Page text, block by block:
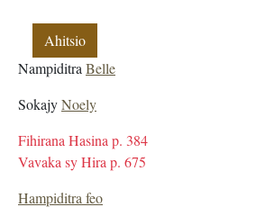
Ahitsio
Nampiditra Belle
SokajyNoely
Fihirana Hasina p. 384
Vavaka sy Hira p. 675
Hampiditra feo